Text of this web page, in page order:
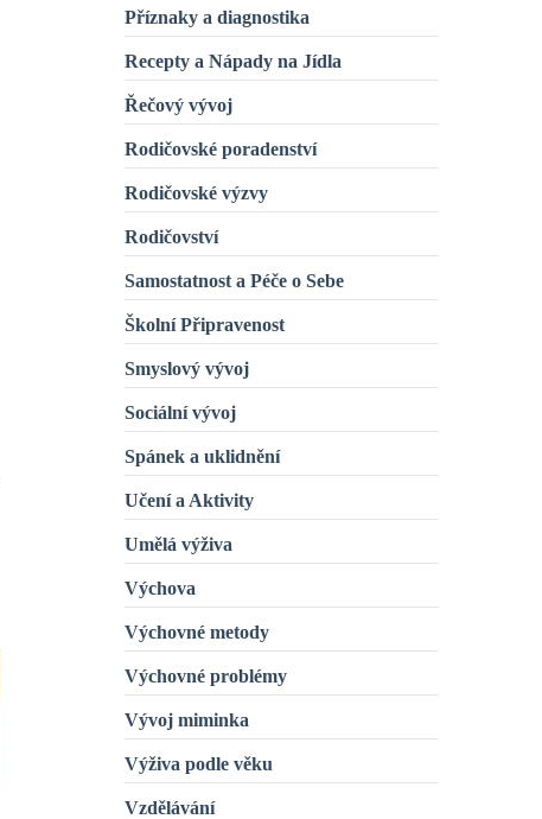
Příznaky a diagnostika
Recepty a Nápady na Jídla
Řečový vývoj
Rodičovské poradenství
Rodičovské výzvy
Rodičovství
Samostatnost a Péče o Sebe
Školní Připravenost
Smyslový vývoj
Sociální vývoj
Spánek a uklidnění
Učení a Aktivity
Umělá výživa
Výchova
Výchovné metody
Výchovné problémy
Vývoj miminka
Výživa podle věku
Vzdělávání